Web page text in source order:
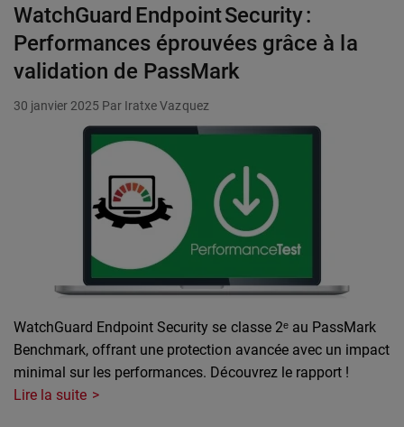
WatchGuard Endpoint Security :
Performances éprouvées grâce à la
validation de PassMark
30 janvier 2025 Par Iratxe Vazquez
WatchGuard Endpoint Security se classe 2ᵉ au PassMark
Benchmark, offrant une protection avancée avec un impact
minimal sur les performances. Découvrez le rapport !
Lire la suite